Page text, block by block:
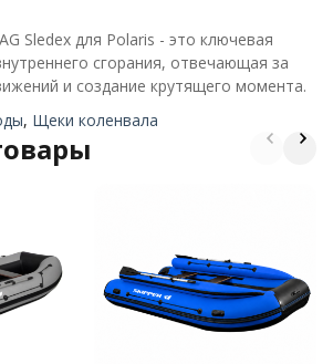
Sledex для Polaris - это ключевая
сгорания, отвечающая за
и создание крутящего момента.
, Щеки коленвала